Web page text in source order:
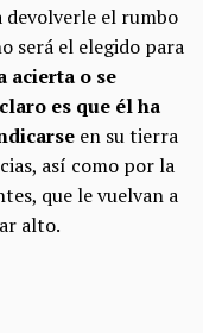
devolverle el rumbo
será el elegido para
acierta o se
es que él ha
en su tierra
así como por la
que le vuelvan a
alto.